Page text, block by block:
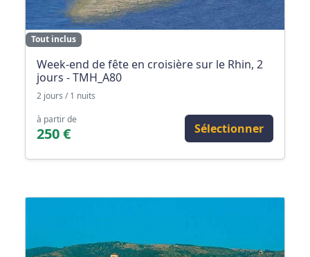
Tout inclus
Week-end de fête en croisière sur le Rhin, 2
jours - TMH_A80
2 jours / 1 nuits
à partir de
250 € Sélectionner